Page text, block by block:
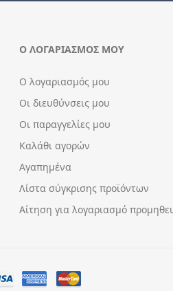
Ο ΛΟΓΑΡΙΑΣΜΌΣ ΜΟΥ
Ο λογαριασμός μου
Οι διευθύνσεις μου
Οι παραγγελίες μου
Καλάθι αγορών
Αγαπημένα
Λίστα σύγκρισης προϊόντων
Αίτηση για λογαριασμό